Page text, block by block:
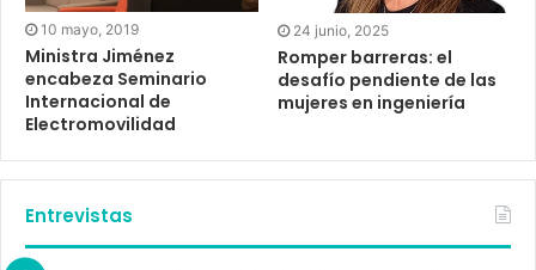
10 mayo, 2019
Ministra Jiménez
encabeza Seminario
Internacional de
Electromovilidad
24 junio, 2025
Romper barreras: el
desafío pendiente de las
mujeres en ingeniería
Entrevistas